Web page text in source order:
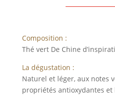
Composition :
Thé vert De Chine
La dégustation :
Naturel et léger, aux notes
propriétés antioxydantes et